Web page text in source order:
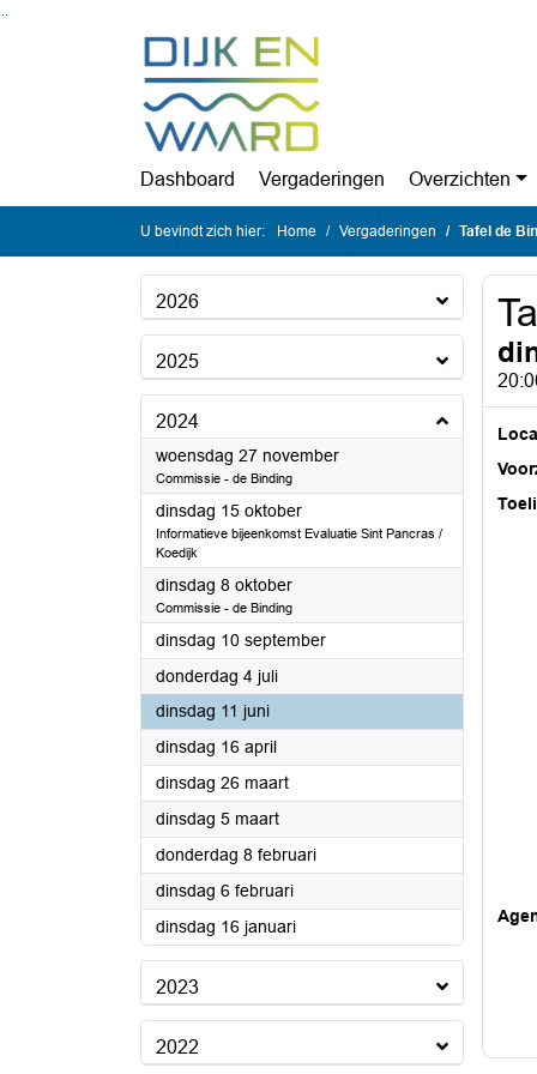
Dashboard Vergaderingen Overzichten
U bevindt zich hier: Home Vergaderingen Tafel de
2026
2025
2024
woensdag 27 november2024
Commissie - de Binding
dinsdag 15 oktober2024
Informatieve bijeenkomst Evaluatie Sint Pancras /
Koedijk
dinsdag 8 oktober2024
Commissie - de Binding
dinsdag 10 september2024
donderdag 4 juli2024
dinsdag 11 juni2024
dinsdag 16 april2024
dinsdag 26 maart2024
dinsdag 5 maart2024
donderdag 8 februari2024
dinsdag 6 februari2024
dinsdag 16 januari2024
2023
2022